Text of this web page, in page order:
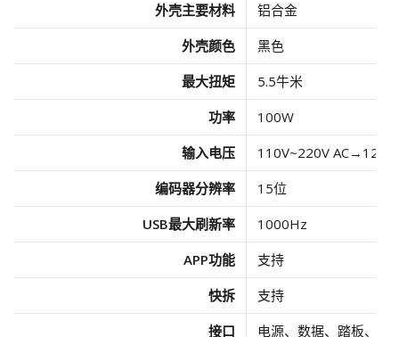
外壳主要材料
铝合金
外壳颜色
黑色
最大扭矩
5.5牛米
功率
100W
输入电压
110V~220V AC→12V
编码器分辨率
15位
USB最大刷新率
1000Hz
APP功能
支持
快拆
支持
接口
电源、数据、踏板、显